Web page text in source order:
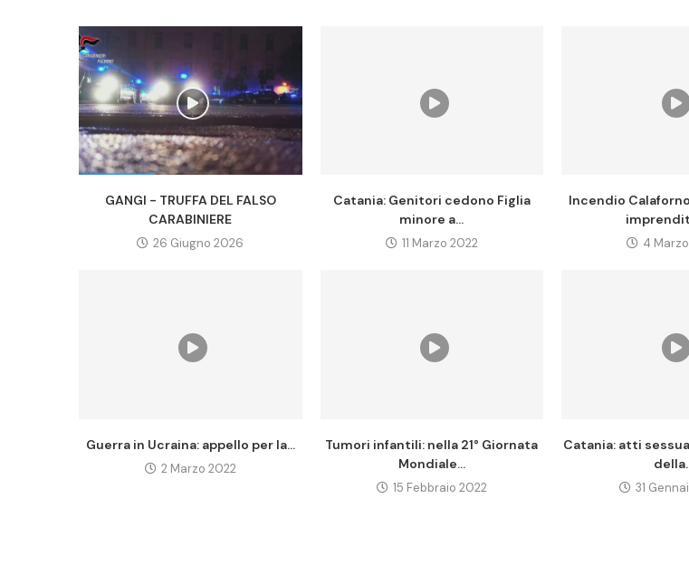
GANGI - TRUFFA DEL FALSO
CARABINIERE
26 Giugno 2026
Catania: Genitori cedono Figlia
minore a...
11 Marzo 2022
Incendio
4
Guerra in Ucraina: appello per la...
2 Marzo 2022
Tumori infantili: nella 21° Giornata
Mondiale...
15 Febbraio 2022
Catania: atti
31